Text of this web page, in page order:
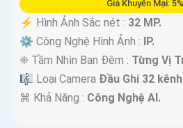
Giá Khuyến Mại:
️⚡ Hình Ảnh Sắc nét : 32 MP.
⚙ Công Nghệ Hình Ảnh : IP.
❈ Tầm Nhìn Ban Đêm : Từng Vị
🎼️ Loại Camera Đầu Ghi 32
️⌘ Khả Năng : Công Nghệ AI.